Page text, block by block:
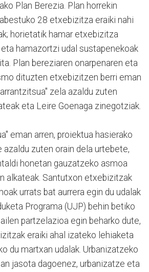
Plan Berezia. Plan horrekin
28 etxebizitza eraiki nahi
horietatik hamar etxebizitza
hamazortzi udal sustapenekoak
Plan bereziaren onarpenaren eta
dituzten etxebizitzen berri eman
zela azaldu zuten
eta Leire Goenaga zinegotziak.
eman arren, proiektua hasierako
zuten orain dela urtebete,
honetan gauzatzeko asmoa
alkateak. Santutxon etxebizitzak
urrats bat aurrera egin du udalak
Programa (UJP) behin betiko
partzelazioa egin beharko dute,
eraiki ahal izateko lehiaketa
du martxan udalak. Urbanizatzeko
jasota dagoenez, urbanizatze eta